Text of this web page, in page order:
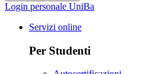
Login personale UniBa
Servizi online
Per Studenti